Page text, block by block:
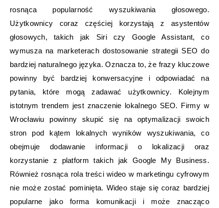
rosnąca popularność wyszukiwania głosowego.
Użytkownicy coraz częściej korzystają z asystentów
głosowych, takich jak Siri czy Google Assistant, co
wymusza na marketerach dostosowanie strategii SEO do
bardziej naturalnego języka. Oznacza to, że frazy kluczowe
powinny być bardziej konwersacyjne i odpowiadać na
pytania, które mogą zadawać użytkownicy. Kolejnym
istotnym trendem jest znaczenie lokalnego SEO. Firmy w
Wrocławiu powinny skupić się na optymalizacji swoich
stron pod kątem lokalnych wyników wyszukiwania, co
obejmuje dodawanie informacji o lokalizacji oraz
korzystanie z platform takich jak Google My Business.
Również rosnąca rola treści wideo w marketingu cyfrowym
nie może zostać pominięta. Wideo staje się coraz bardziej
popularne jako forma komunikacji i może znacząco